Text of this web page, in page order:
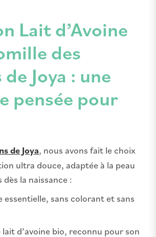
Lait d’Avoine
des
Joya : une
pensée pour
de Joya, nous avons fait le choix
ultra douce, adaptée à la peau
la naissance :
essentielle, sans colorant et sans
lait d’avoine bio, reconnu pour son